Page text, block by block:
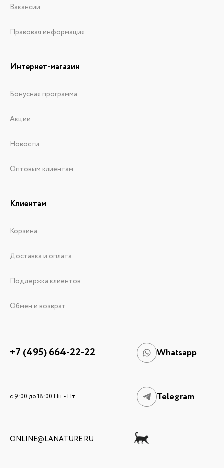
Вакансии
Правовая информация
Интернет-магазин
Бонусная программа
Акции
Новости
Оптовым клиентам
Клиентам
Корзина
Доставка и оплата
Поддержка клиентов
Обмен и возврат
+7 (495) 664-22-22 Whatsapp
c 9:00 до 18:00 Пн. - Пт. Telegram
ONLINE@LANATURE.RU